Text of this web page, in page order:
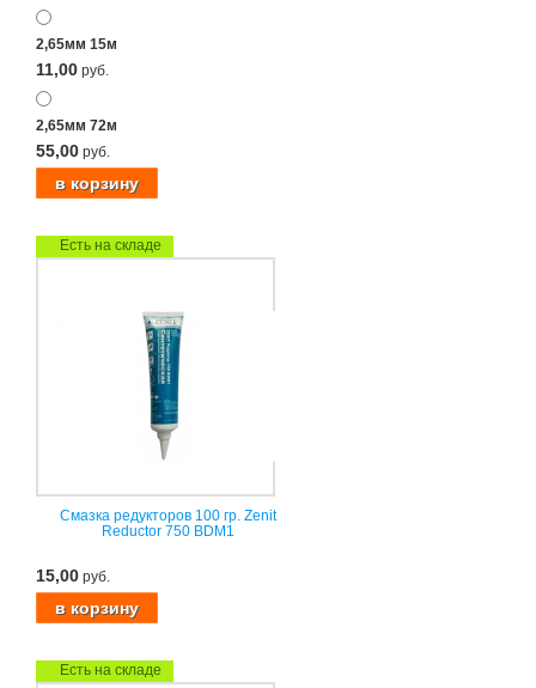
2,65мм 15м
11,00 руб.
2,65мм 72м
55,00 руб.
Есть на складе
Смазка редукторов 100 гр. Zenit
Reductor 750 BDM1
15,00 руб.
Есть на складе